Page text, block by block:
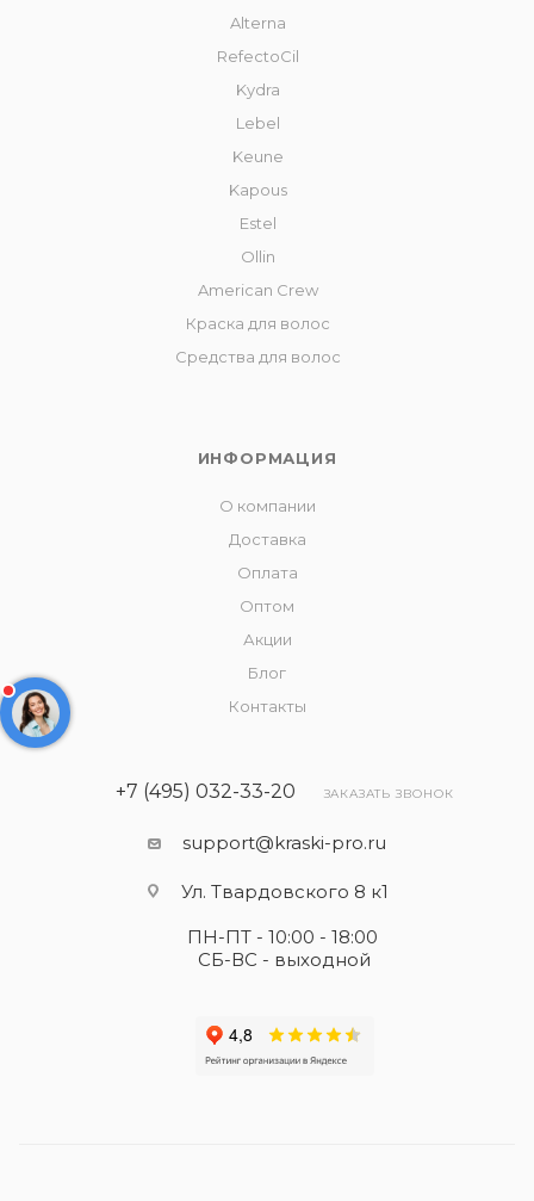
Alterna
RefectoCil
Kydra
Lebel
Keune
Kapous
Estel
Ollin
American Crew
Краска для волос
Средства для волос
ИНФОРМАЦИЯ
О компании
Доставка
Оплата
Оптом
Акции
Блог
Контакты
+7 (495) 032-33-20 ЗАКАЗАТЬ ЗВОНОК
support@kraski-pro.ru
Ул. Твардовского 8 к1
ПН-ПТ - 10:00 - 18:00
СБ-ВС - выходной